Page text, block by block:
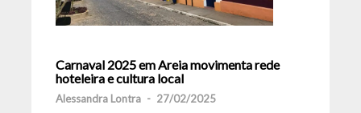
Carnaval 2025 em Areia movimenta rede
hoteleira e cultura local
Alessandra Lontra - 27/02/2025